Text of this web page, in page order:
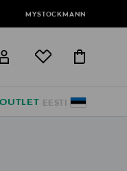
MYSTOCKMANN
EESTI
OUTLET